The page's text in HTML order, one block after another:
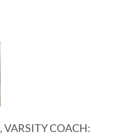
, VARSITY COACH: